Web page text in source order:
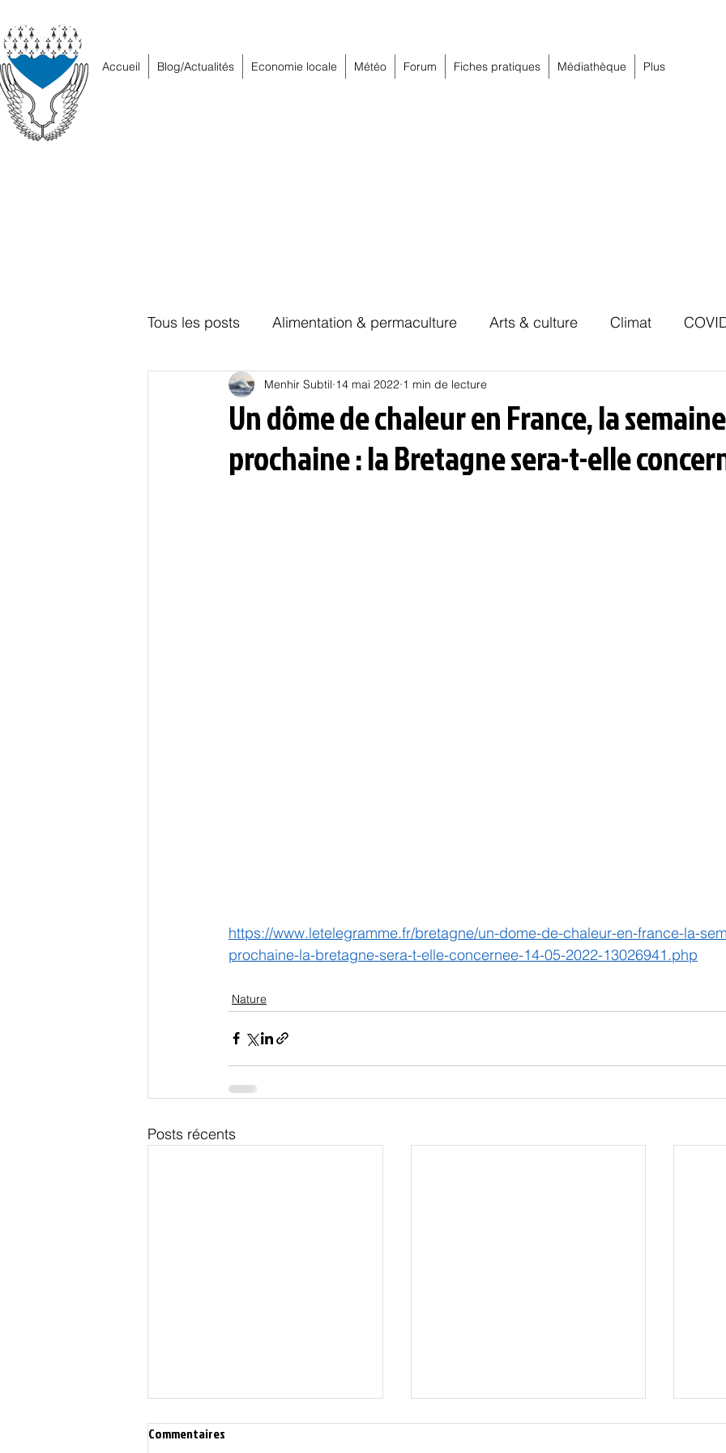
Accueil Blog/Actualités Economie locale Météo Forum Fiches pratiques Médiathèque Plus
Tous les posts Alimentation & permaculture Arts & culture Climat
Education Energies Habitat Hors piste
Oligarchie Politique Psychologie Résilience Santé
Un dôme de chaleur en France, la semaine
prochaine : la Bretagne sera-t-elle
Menhir Subtil 14 mai 2022 1 min de lecture
https://www.letelegramme.fr/bretagne/un-dome-de-chaleur-en-france-la-
prochaine-la-bretagne-sera-t-elle-concernee-14-05-2022-13026941.php
Nature
Posts récents
Commentaires